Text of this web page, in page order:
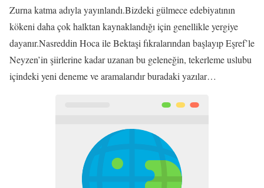
Zurna katma adıyla yayınlandı.Bizdeki gülmece edebiyatının
kökeni daha çok halktan kaynaklandığı için genellikle yergiye
dayanır.Nasreddin Hoca ile Bektaşi fıkralarından başlayıp Eşref’le
Neyzen’in şiirlerine kadar uzanan bu geleneğin, tekerleme uslubu
içindeki yeni deneme ve aramalarıdır buradaki yazılar…